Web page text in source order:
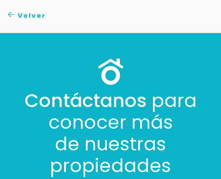
Volver
Contáctanos para
conocer más
de nuestras
propiedades